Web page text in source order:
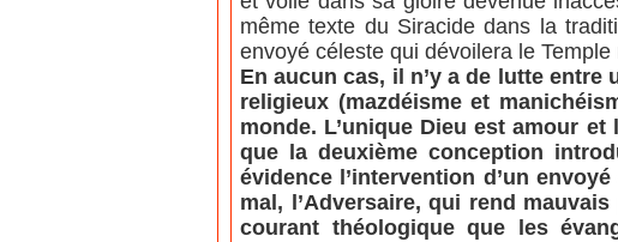
même texte du Siracide dans la
envoyé céleste qui dévoilera le
En aucun cas, il n’y a de lutte
religieux (mazdéisme et
monde. L’unique Dieu est amour
que la deuxième conception
évidence l’intervention d’un
mal, l’Adversaire, qui rend
courant théologique que les